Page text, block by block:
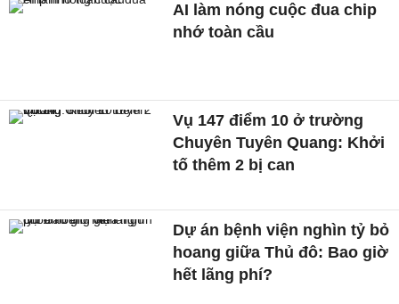
AI làm nóng cuộc đua chip
nhớ toàn cầu
Vụ 147 điểm 10 ở trường
Chuyên Tuyên Quang: Khởi
tố thêm 2 bị can
Dự án bệnh viện nghìn tỷ bỏ
hoang giữa Thủ đô: Bao giờ
hết lãng phí?